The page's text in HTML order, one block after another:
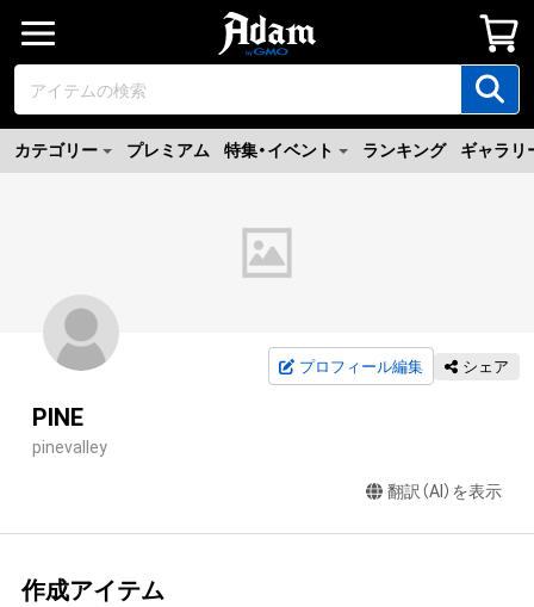
カテゴリー プレミアム 特集・イベント ランキング ギャラリ
プロフィール編集 シェア
PINE
pinevalley
翻訳（AI）を表示
作成アイテム